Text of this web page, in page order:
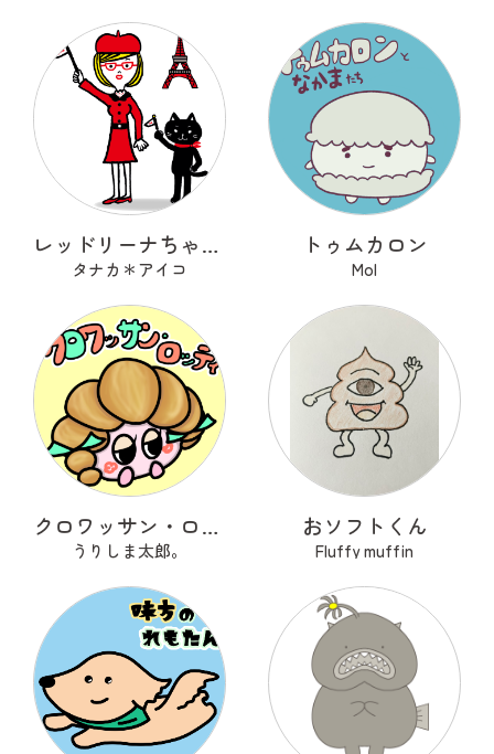
レッドリーナちゃんとミッシェルくん
タナカ＊アイコ
トゥムカロン
Mol
クロワッサン・ロッティ
うりしま太郎。
おソフトくん
Fluffy muffin